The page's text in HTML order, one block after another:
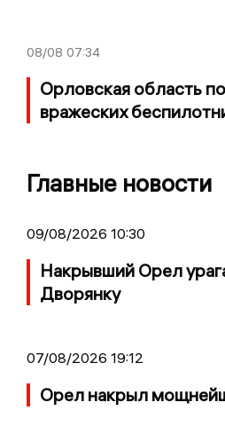
08/08 07:34
Орловская область
вражеских
Главные новости
09/08/2026 10:30
Накрывший Орел
Дворянку
07/08/2026 19:12
Орел накрыл